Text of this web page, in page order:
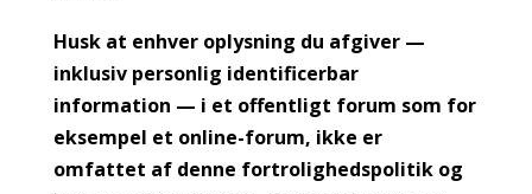
Husk at enhver oplysning du afgiver —
inklusiv personlig identificerbar
information — i et offentligt forum som for
eksempel et online-forum, ikke er
omfattet af denne fortrolighedspolitik og